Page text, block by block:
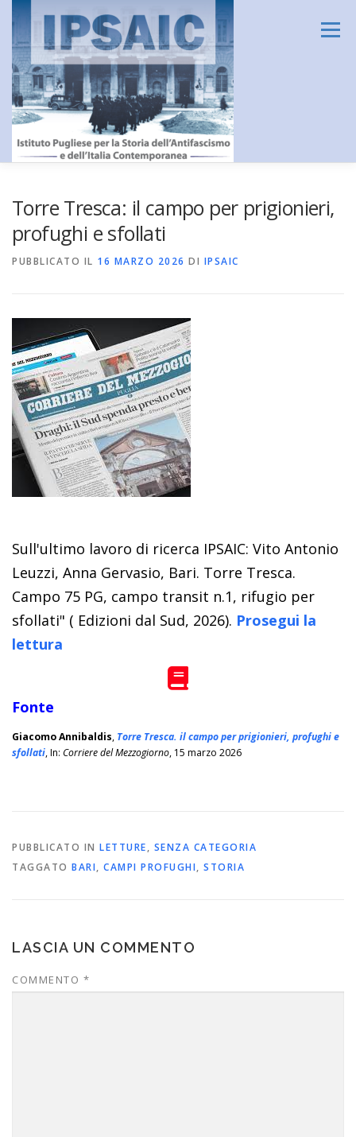
Passa
Menu
Torre Tresca: il campo per prigionieri,
profughi e sfollati
PUBBLICATO IL 16 MARZO 2026 DI IPSAIC
Sull'ultimo lavoro di ricerca IPSAIC: Vito Antonio
Leuzzi, Anna Gervasio, Bari. Torre Tresca.
Campo 75 PG, campo transit n.1, rifugio per
sfollati" ( Edizioni dal Sud, 2026). Prosegui la
lettura
Fonte
Giacomo Annibaldis, Torre Tresca. il campo per prigionieri, profughi e
sfollati, In: Corriere del Mezzogiorno, 15 marzo 2026
PUBBLICATO IN LETTURE, SENZA CATEGORIA
TAGGATO BARI, CAMPI PROFUGHI, STORIA
LASCIA UN COMMENTO
COMMENTO *